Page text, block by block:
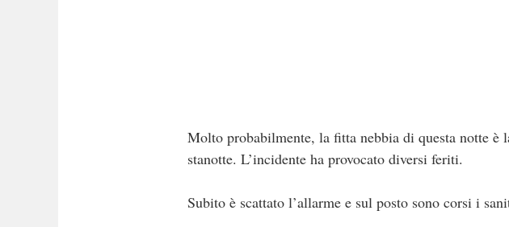
Molto probabilmente, la fitta nebbia di questa notte è
stanotte. L’incidente ha provocato diversi feriti.
Subito è scattato l’allarme e sul posto sono corsi i